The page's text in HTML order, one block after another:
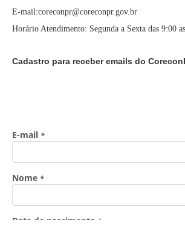
E-mail:coreconpr@coreconpr.gov.br
Horário Atendimento: Segunda a Sexta das 9:00
Cadastro para receber emails do